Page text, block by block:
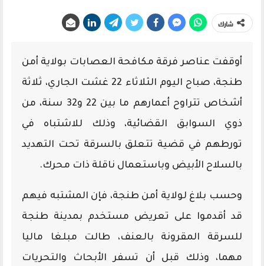
شارك
أوقفت عناصر فرقة مكافحة العصابات بولاية أمن
طنجة، صباح اليوم الثلاثاء 22 غشت الجاري، ثلاثة
أشخاص تتراوح أعمارهم ما بين 22 و32 سنة، من
ذوي السوابق القضائية، وذلك للاشتباه في
تورطهم في قضية تتعلق بالسرقة تحت التهديد
بالسلاح الأبيض وباستعمال ناقلة ذات محرك.
وحسب بلاغ لولاية أمن طنجة، فإن المشتبه فيهم
قد أقدموا على تعريض مستخدم بمدينة طنجة
للسرقة المقرونة بالعنف، طالت مبلغا ماليا
مهما، وذلك قبل أن تسفر الأبحاث والتحريات